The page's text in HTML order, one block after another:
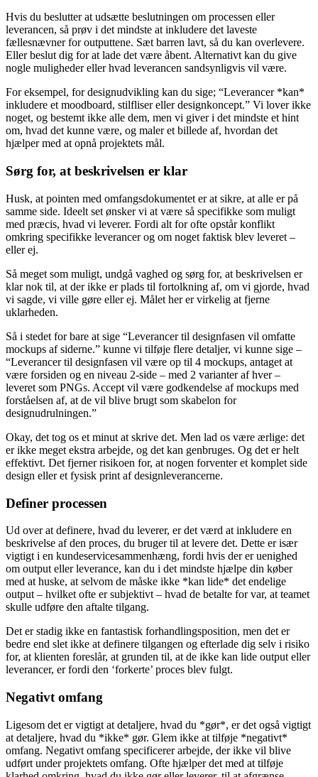
Hvis du beslutter at udsætte beslutningen om processen eller
leverancen, så prøv i det mindste at inkludere det laveste
fællesnævner for outputtene. Sæt barren lavt, så du kan overlevere.
Eller beslut dig for at lade det være åbent. Alternativt kan du give
nogle muligheder eller hvad leverancen sandsynligvis vil være.
For eksempel, for designudvikling kan du sige; “Leverancer *kan*
inkludere et moodboard, stilfliser eller designkoncept.” Vi lover ikke
noget, og bestemt ikke alle dem, men vi giver i det mindste et hint
om, hvad det kunne være, og maler et billede af, hvordan det
hjælper med at opnå projektets mål.
Sørg for, at beskrivelsen er klar
Husk, at pointen med omfangsdokumentet er at sikre, at alle er på
samme side. Ideelt set ønsker vi at være så specifikke som muligt
med præcis, hvad vi leverer. Fordi alt for ofte opstår konflikt
omkring specifikke leverancer og om noget faktisk blev leveret –
eller ej.
Så meget som muligt, undgå vaghed og sørg for, at beskrivelsen er
klar nok til, at der ikke er plads til fortolkning af, om vi gjorde, hvad
vi sagde, vi ville gøre eller ej. Målet her er virkelig at fjerne
uklarheden.
Så i stedet for bare at sige “Leverancer til designfasen vil omfatte
mockups af siderne.” kunne vi tilføje flere detaljer, vi kunne sige –
“Leverancer til designfasen vil være op til 4 mockups, antaget at
være forsiden og en niveau 2-side – med 2 varianter af hver –
leveret som PNGs. Accept vil være godkendelse af mockups med
forståelsen af, at de vil blive brugt som skabelon for
designudrulningen.”
Okay, det tog os et minut at skrive det. Men lad os være ærlige: det
er ikke meget ekstra arbejde, og det kan genbruges. Og det er helt
effektivt. Det fjerner risikoen for, at nogen forventer et komplet side
design eller et fysisk print af designleverancerne.
Definer processen
Ud over at definere, hvad du leverer, er det værd at inkludere en
beskrivelse af den proces, du bruger til at levere det. Dette er især
vigtigt i en kundeservicesammenhæng, fordi hvis der er uenighed
om output eller leverance, kan du i det mindste hjælpe din køber
med at huske, at selvom de måske ikke *kan lide* det endelige
output – hvilket ofte er subjektivt – hvad de betalte for var, at teamet
skulle udføre den aftalte tilgang.
Det er stadig ikke en fantastisk forhandlingsposition, men det er
bedre end slet ikke at definere tilgangen og efterlade dig selv i risiko
for, at klienten foreslår, at grunden til, at de ikke kan lide output eller
leverancer, er fordi den ‘forkerte’ proces blev fulgt.
Negativt omfang
Ligesom det er vigtigt at detaljere, hvad du *gør*, er det også vigtigt
at detaljere, hvad du *ikke* gør. Glem ikke at tilføje *negativt*
omfang. Negativt omfang specificerer arbejde, der ikke vil blive
udført under projektets omfang. Ofte hjælper det med at tilføje